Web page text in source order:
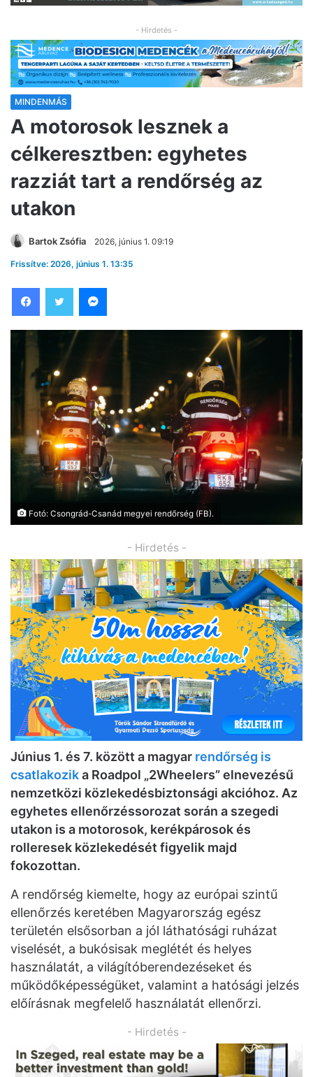
- Hirdetés -
MINDENMÁS
A motorosok lesznek a
célkeresztben: egyhetes
razziát tart a rendőrség az
utakon
Bartok Zsófia 2026, június 1. 09:19
Frissítve: 2026, június 1. 13:35
Fotó: Csongrád-Csanád megyei rendőrség (FB).
- Hirdetés -
Június 1. és 7. között a magyar rendőrség is
csatlakozika Roadpol „2Wheelers” elnevezésű
nemzetközi közlekedésbiztonsági akcióhoz. Az
egyhetes ellenőrzéssorozat során a szegedi
utakon is a motorosok, kerékpárosok és
rolleresek közlekedését figyelik majd
fokozottan.
A rendőrség kiemelte, hogy az európai szintű
ellenőrzés keretében Magyarország egész
területén elsősorban a jól láthatósági ruházat
viselését, a bukósisak meglétét és helyes
használatát, a világítóberendezéseket és
működőképességüket, valamint a hatósági jelzés
előírásnak megfelelő használatát ellenőrzi.
- Hirdetés -